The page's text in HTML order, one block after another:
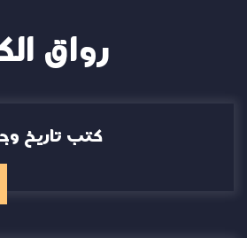
رواق
(العربية) كتب